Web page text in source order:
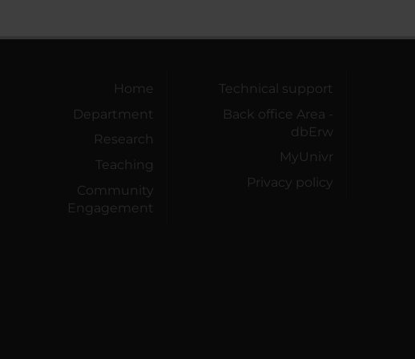
Home
Department
Research
Teaching
Community
Engagement
Technical support
Back office Area -
dbErw
MyUnivr
Privacy policy